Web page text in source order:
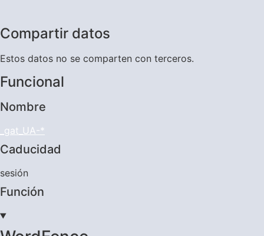
Compartir datos
Estos datos no se comparten con terceros.
Funcional
Nombre
_gat_UA-*
Caducidad
sesión
Función